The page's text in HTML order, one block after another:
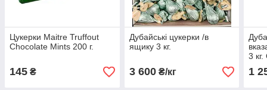
Цукерки Maitre Truffout
Chocolate Mints 200 г.
145 ₴
Дубайські цукерки /в
ящику 3 кг.
3 600₴/кг
3
1